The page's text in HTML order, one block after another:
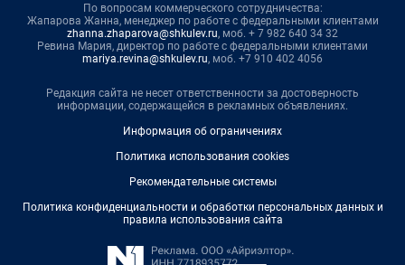
По вопросам коммерческого сотрудничества:
Жапарова Жанна, менеджер по работе с федеральными клиентами
zhanna.zhaparova@shkulev.ru, моб. + 7 982 640 34 32
Ревина Мария, директор по работе с федеральными клиентами
mariya.revina@shkulev.ru, моб. +7 910 402 4056
Редакция сайта не несет ответственности за достоверность
информации, содержащейся в рекламных объявлениях.
Информация об ограничениях
Политика использования cookies
Рекомендательные системы
Политика конфиденциальности и обработки персональных данных и
правила использования сайта